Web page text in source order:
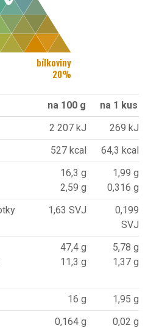
bílkoviny
20%
na 100 g
na 1 kus
2 207 kJ
269 kJ
527 kcal
64,3 kcal
16,3 g
2,59 g
1,99 g
0,316 g
1,63 SVJ
0,199
SVJ
47,4 g
11,3 g
5,78 g
1,37 g
16 g
1,95 g
0,164 g 0,02 g